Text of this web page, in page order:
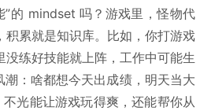
”的 mindset 吗？游戏里，怪物代
累就是知识库。比如，你打游戏
练好技能就上阵，工作中可能生
：啥都想今天出成绩，明天当大
光能让游戏玩得爽，还能帮你从